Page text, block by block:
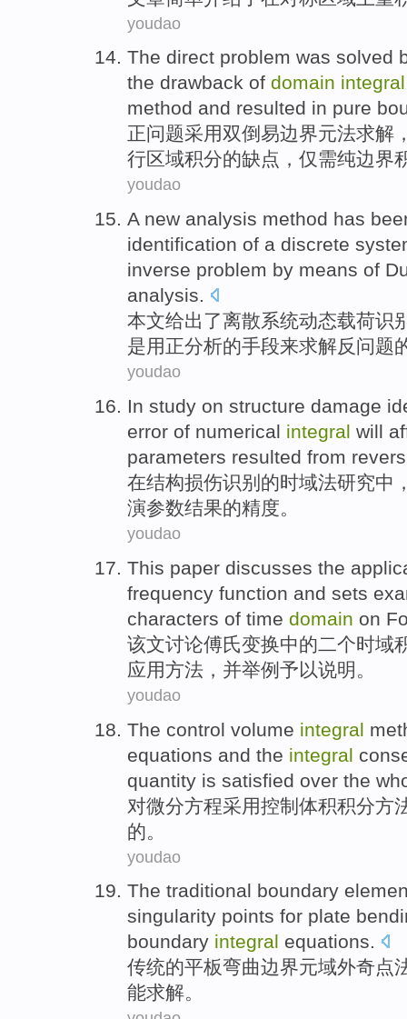
youdao
The direct problem was solved
the drawback of domain integral
method and resulted in pure
正问题采用双倒易边界元法求解
行区域积分的缺点 ，仅需纯边界
youdao
A new analysis method has
identification of a discrete
inverse problem by means of
analysis.
本文给出了离散系统动态载荷识
是用正分析的手段来求解反问题
youdao
In study on structure damage
error of numerical integral will
parameters resulted from
在结构损伤识别 的时域法研究中
演参数结果的精度。
youdao
This paper discusses the
frequency function and sets
characters of time domain on
该文讨论傅氏变换中的二个时域
应用方法 ，并举例 予以说明。
youdao
The control volume integral
equations and the integral
quantity is satisfied over the
对微分方程采用控制体积积分方
的 。
youdao
The traditional boundary
singularity points for plate
boundary integral equations.
传统的平板弯曲边界元域外奇点
能求解。